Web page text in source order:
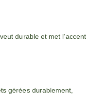
durable et met l’accent
gérées durablement,